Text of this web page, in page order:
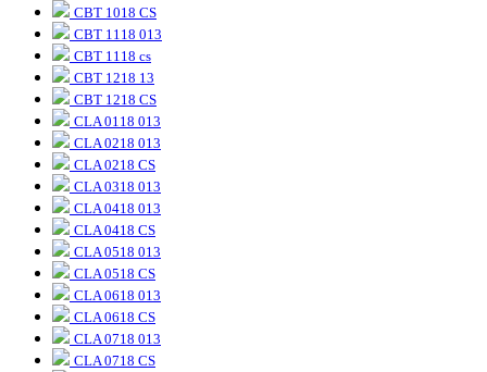
CBT 1018 CS
CBT 1118 013
CBT 1118 cs
CBT 1218 13
CBT 1218 CS
CLA 0118 013
CLA 0218 013
CLA 0218 CS
CLA 0318 013
CLA 0418 013
CLA 0418 CS
CLA 0518 013
CLA 0518 CS
CLA 0618 013
CLA 0618 CS
CLA 0718 013
CLA 0718 CS